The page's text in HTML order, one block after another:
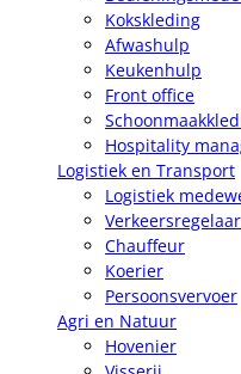
Kokskleding
Afwashulp
Keukenhulp
Front office
Hospitality
Logistiek en Transport
Logistiek
Verkeersregelaar
Chauffeur
Koerier
Persoonsvervoer
Agri en Natuur
Hovenier